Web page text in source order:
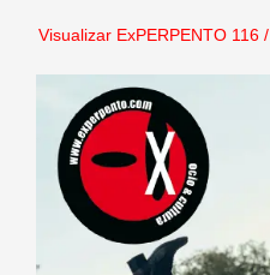
Visualizar ExPERPENTO 116/